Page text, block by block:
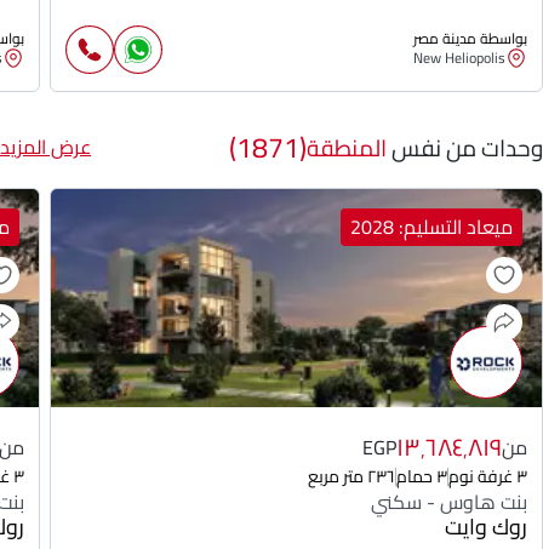
بواسطة مدينة مصر
New Heliopolis
وحدات من نفسالمنطقة(1871) عرض المزيد
ميعاد التسليم: 2028
من١٣٬٦٨٤٬٨١٩EGP
٣ غرفة نوم ٣ حمام ٢٣٦ متر مربع
بنت هاوس - سكني
روك وايت
من
٣ غرفة نوم